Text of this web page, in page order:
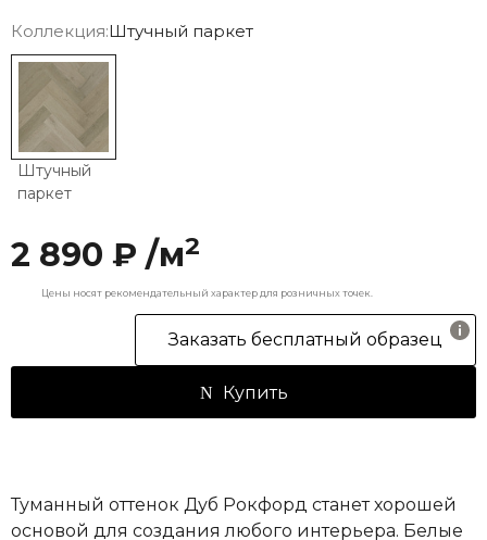
Коллекция:Штучный паркет
Штучный
паркет
2 890 ₽ /м2
Цены носят рекомендательный характер для розничных точек.
Заказать бесплатный образец
Купить
Туманный оттенок Дуб Рокфорд станет хорошей
основой для создания любого интерьера. Белые